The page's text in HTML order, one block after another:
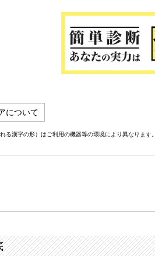
について
る漢字の形）はご利用の機器等の環境により異なります。